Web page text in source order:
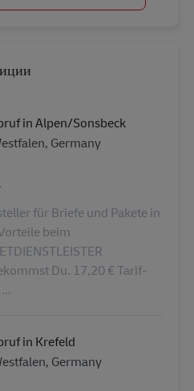
in Alpen/Sonsbeck
Germany
für Briefe und Pakete in
beim
Du. 17,20 € Tarif-
in Krefeld
Germany